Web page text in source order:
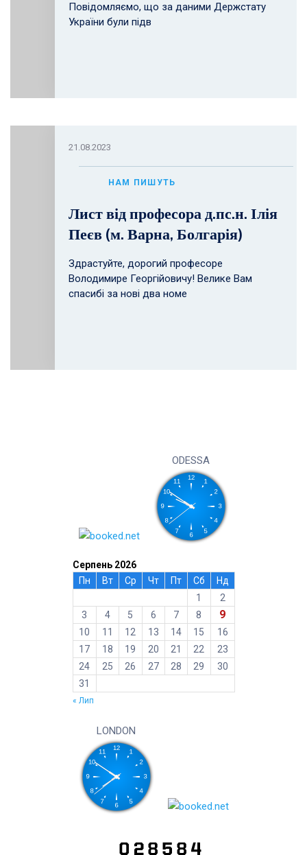
Повідомляємо, що за даними Держстату
України були підв
21.08.2023
НАМ ПИШУТЬ
Лист від професора д.пс.н. Ілія
Пеєв (м. Варна, Болгарія)
Здрастуйте, дорогий професоре
Володимире Георгійовичу! Велике Вам
спасибі за нові два номе
ODESSA
Серпень 2026
Пн
Вт Ср Чт Пт Сб
Нд
1
2
3
4 5 6 7 8 9
10 11 12 13 14 15
16
17
18 19 20 21 22
23
24
25 26 27 28 29
30
31
« Лип
LONDON